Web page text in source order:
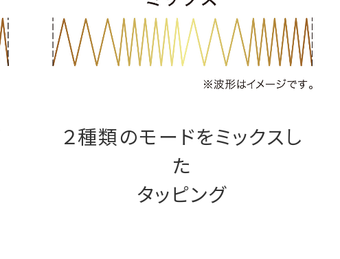
２種類のモードをミックスし
た
タッピング